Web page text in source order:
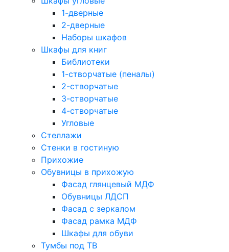
1-дверные
2-дверные
Наборы шкафов
Шкафы для книг
Библиотеки
1-створчатые (пеналы)
2-створчатые
3-створчатые
4-створчатые
Угловые
Стеллажи
Стенки в гостиную
Прихожие
Обувницы в прихожую
Фасад глянцевый МДФ
Обувницы ЛДСП
Фасад с зеркалом
Фасад рамка МДФ
Шкафы для обуви
Тумбы под ТВ